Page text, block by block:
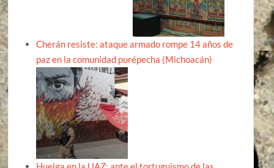
Cherán resiste: ataque armado rompe 14 años de
paz en la comunidad purépecha (Michoacán)